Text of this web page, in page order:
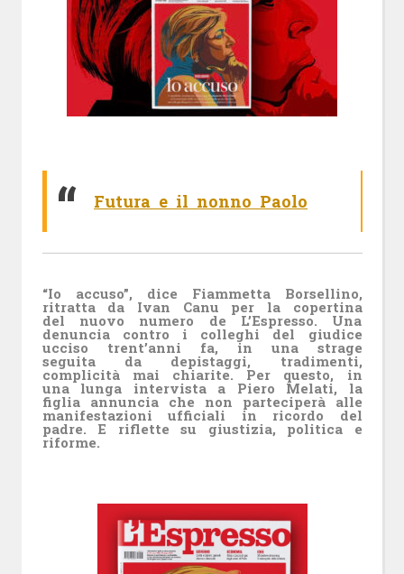
Futura e il nonno Paolo
“Io accuso”, dice Fiammetta Borsellino,
ritratta da Ivan Canu per la copertina
del nuovo numero de L’Espresso. Una
denuncia contro i colleghi del giudice
ucciso trent’anni fa, in una strage
seguita da depistaggi, tradimenti,
complicità mai chiarite. Per questo, in
una lunga intervista a Piero Melati, la
figlia annuncia che non parteciperà alle
manifestazioni ufficiali in ricordo del
padre. E riflette su giustizia, politica e
riforme.